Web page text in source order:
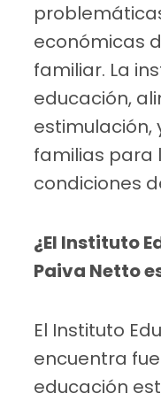
económicas
familiar. La
educación,
estimulación,
familias para
condiciones
¿El Instituto
Paiva Netto
El Instituto
encuentra
educación